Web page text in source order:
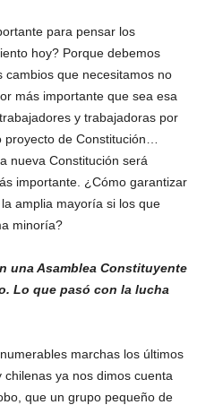
para pensar los
hoy? Porque debemos
que necesitamos no
más importante que sea esa
y trabajadoras por
de Constitución…
nueva Constitución será
importante. ¿Cómo garantizar
amplia mayoría si los que
minoría?
una Asamblea Constituyente
Lo que pasó con la lucha
marchas los últimos
ya nos dimos cuenta
que un grupo pequeño de